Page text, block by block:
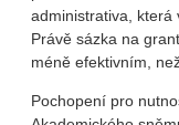
administrativa, která
Právě sázka na
méně efektivním,
Pochopení pro